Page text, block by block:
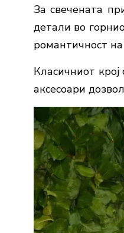
За свечената
детали во
романтичност
Класичниот
аксесоари